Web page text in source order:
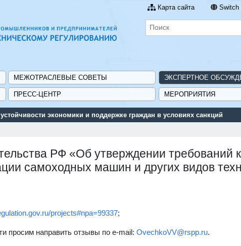
Карта сайта Switch
МЕЖОТРАСЛЕВЫЕ СОВЕТЫ ЭКСПЕРТНОЕ
ПРЕСС-ЦЕНТР МЕРОПРИЯТИЯ
экономики и поддержке граждан в условиях санкций
РФ «Об утверждении требований
самоходных машин и других видов
projects#npa=99337;
просим направить отзывы по e-mail: OvechkoVV@rspp.ru.